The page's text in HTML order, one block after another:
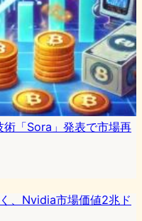
「Sora」発表で市場再
、Nvidia市場価値2兆ド